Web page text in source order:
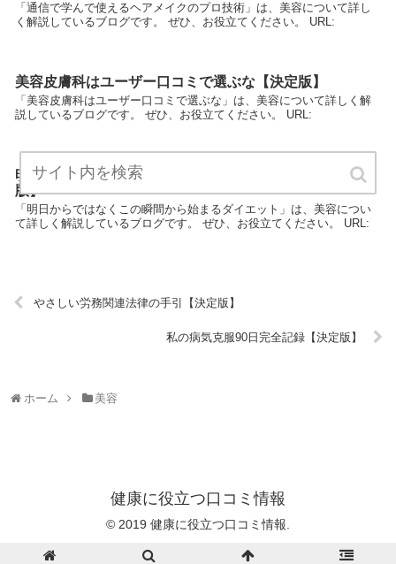
「通信で学んで使えるヘアメイクのプロ技術」は、美容について詳し
く解説しているブログです。 ぜひ、お役立てください。 URL:
美容皮膚科はユーザー口コミで選ぶな【決定版】
「美容皮膚科はユーザー口コミで選ぶな」は、美容について詳しく解
説しているブログです。 ぜひ、お役立てください。 URL:
明日からではなくこの瞬間から始まるダイエット【決定
版】
「明日からではなくこの瞬間から始まるダイエット」は、美容につい
て詳しく解説しているブログです。 ぜひ、お役立てください。 URL:
やさしい労務関連法律の手引【決定版】
私の病気克服90日完全記録【決定版】
ホーム 美容
健康に役立つ口コミ情報
© 2019 健康に役立つ口コミ情報.